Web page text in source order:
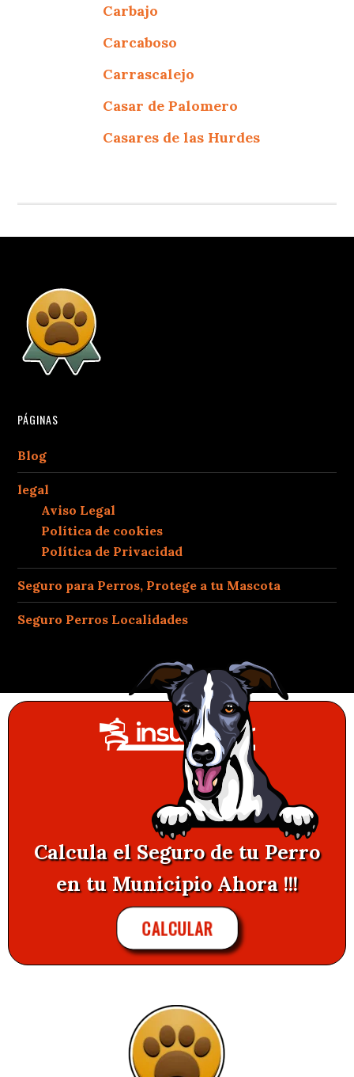
Carbajo
Carcaboso
Carrascalejo
Casar de Palomero
Casares de las Hurdes
PÁGINAS
Blog
legal
Aviso Legal
Política de cookies
Política de Privacidad
Seguro para Perros, Protege a tu Mascota
Seguro Perros Localidades
Calcula el Seguro de tu Perro
en tu Municipio Ahora !!!
CALCULAR